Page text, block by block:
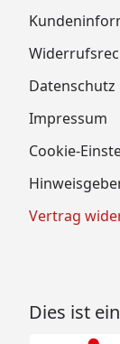
Datenschutz
Impressum
Cookie-
Vertrag
Dies ist